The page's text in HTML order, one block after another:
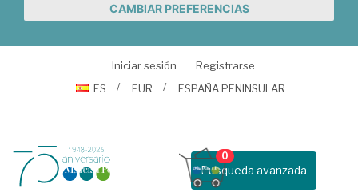
CAMBIAR PREFERENCIAS
Iniciar sesión
Registrarse
ES
EUR ESPAÑA PENINSULAR
Busqueda avanzada
0